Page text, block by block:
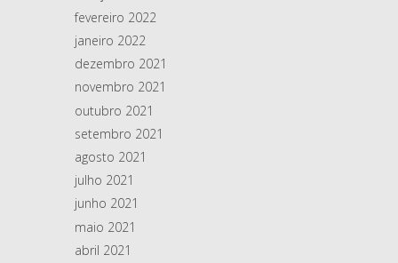
fevereiro 2022
janeiro 2022
dezembro 2021
novembro 2021
outubro 2021
setembro 2021
agosto 2021
julho 2021
junho 2021
maio 2021
abril 2021